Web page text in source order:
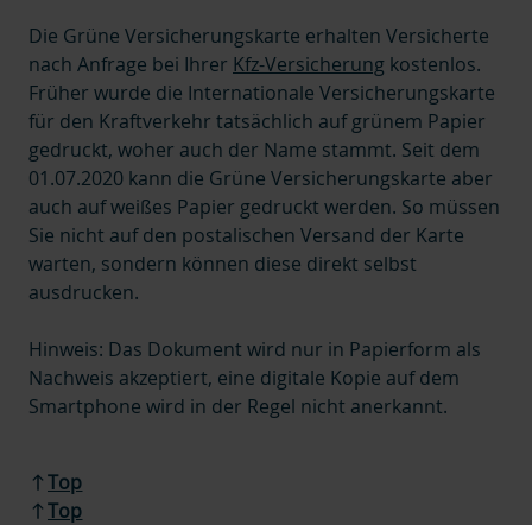
Die Grüne Versicherungskarte erhalten Versicherte
nach Anfrage bei Ihrer Kfz-Versicherung kostenlos.
Früher wurde die Internationale Versicherungskarte
für den Kraftverkehr tatsächlich auf grünem Papier
gedruckt, woher auch der Name stammt. Seit dem
01.07.2020 kann die Grüne Versicherungskarte aber
auch auf weißes Papier gedruckt werden. So müssen
Sie nicht auf den postalischen Versand der Karte
warten, sondern können diese direkt selbst
ausdrucken.
Hinweis: Das Dokument wird nur in Papierform als
Nachweis akzeptiert, eine digitale Kopie auf dem
Smartphone wird in der Regel nicht anerkannt.
Top
Top